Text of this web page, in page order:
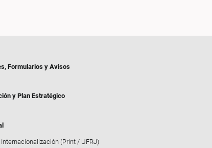
Formularios y Avisos
y Plan Estratégico
(PrInt / UFRJ)